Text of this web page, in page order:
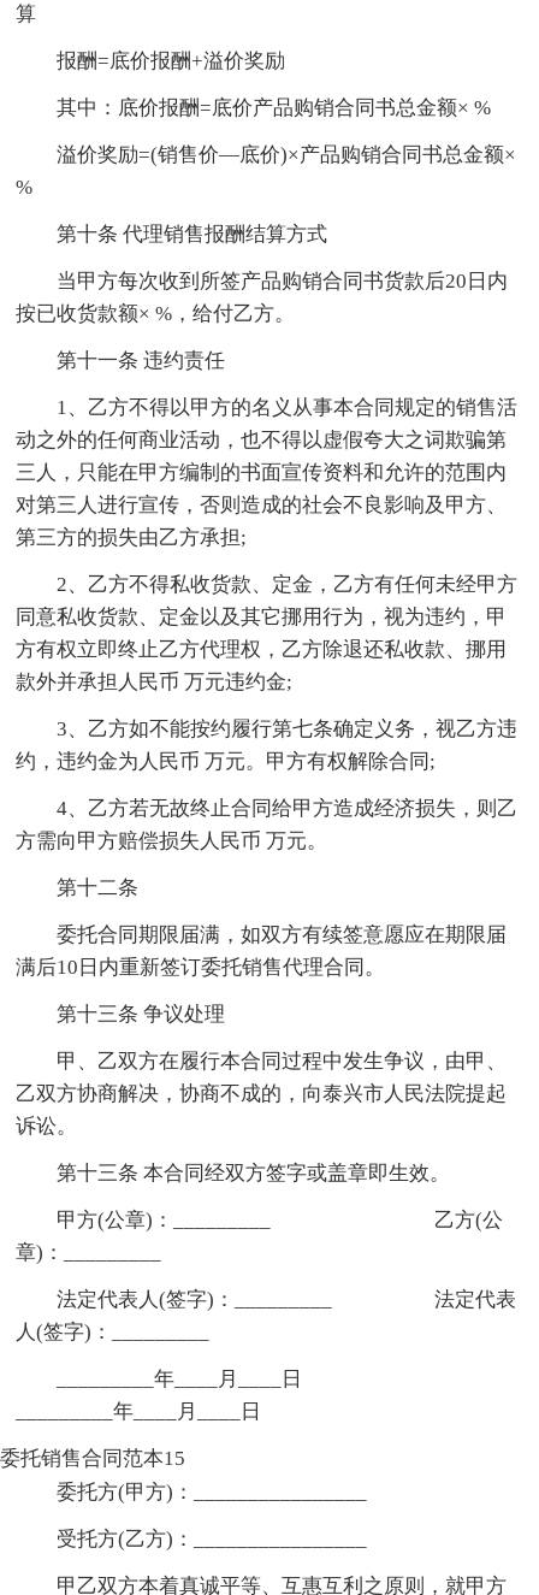
算
报酬=底价报酬+溢价奖励
其中：底价报酬=底价产品购销合同书总金额× %
溢价奖励=(销售价—底价)×产品购销合同书总金额×
%
第十条 代理销售报酬结算方式
当甲方每次收到所签产品购销合同书货款后20日内
按已收货款额× %，给付乙方。
第十一条 违约责任
1、乙方不得以甲方的名义从事本合同规定的销售活
动之外的任何商业活动，也不得以虚假夸大之词欺骗第
三人，只能在甲方编制的书面宣传资料和允许的范围内
对第三人进行宣传，否则造成的社会不良影响及甲方、
第三方的损失由乙方承担;
2、乙方不得私收货款、定金，乙方有任何未经甲方
同意私收货款、定金以及其它挪用行为，视为违约，甲
方有权立即终止乙方代理权，乙方除退还私收款、挪用
款外并承担人民币 万元违约金;
3、乙方如不能按约履行第七条确定义务，视乙方违
约，违约金为人民币 万元。甲方有权解除合同;
4、乙方若无故终止合同给甲方造成经济损失，则乙
方需向甲方赔偿损失人民币 万元。
第十二条
委托合同期限届满，如双方有续签意愿应在期限届
满后10日内重新签订委托销售代理合同。
第十三条 争议处理
甲、乙双方在履行本合同过程中发生争议，由甲、
乙双方协商解决，协商不成的，向泰兴市人民法院提起
诉讼。
第十三条 本合同经双方签字或盖章即生效。
甲方(公章)：_________ 乙方(公
章)：_________
法定代表人(签字)：_________ 法定代表
人(签字)：_________
_________年____月____日
_________年____月____日
委托销售合同范本15
委托方(甲方)：________________
受托方(乙方)：________________
甲乙双方本着真诚平等、互惠互利之原则，就甲方